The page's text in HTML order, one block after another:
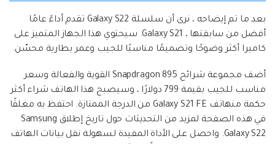
بعد ما تم إيضاحه ، نرى أن سلسلة Galaxy S22 تقدم أداءً عامًا
أفضل من سابقتها ، Galaxy S21. سيحتوي هذا الجهاز المتميز على
كاميرا أكثر وضوحًا وتصميمًا مناسبًا للجيب وعمر بطارية محسّن.
أضف مجموعة شرائح Snapdragon 895 القوية والفعالة وسعر
مناسب للجيب بقيمة 799 دولارًا ، وسيصبح هذا الهاتف شراء أكثر
حكمة منهاتف Galaxy S21 FE من الدرجة الممتازة. احتفظ به مغلقًا
في هذه الصفحة لمزيد من التحديثات حول تاريخ إطلاق Samsung
Galaxy S22. واحصل على الأداة المفيدة لسهولة نقل بيانات الهاتف